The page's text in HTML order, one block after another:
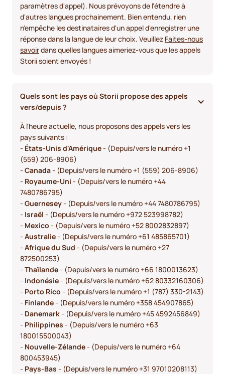
paramètres d'appel). Nous prévoyons de l'étendre à
d'autres langues prochainement. Bien entendu, rien
n'empêche les destinataires d'un appel d'enregistrer une
réponse dans la langue de leur choix. Veuillez Faites-nous
savoirdans quelles langues aimeriez-vous que les appels
Storii soient envoyés !
Quels sont les pays où Storii propose des appels
vers/depuis ?
À l'heure actuelle, nous proposons des appels vers les
pays suivants :
- États-Unis d'Amérique- (Depuis/vers le numéro +1
(559) 206-8906)
- Canada- (Depuis/vers le numéro +1 (559) 206-8906)
- Royaume-Uni - (Depuis/vers le numéro +44
7480786795)
- Guernesey- (Depuis/vers le numéro +44 7480786795)
- Israël - (Depuis/vers le numéro +972 523998782)
- Mexico - (Depuis/vers le numéro +52 8002832897)
- Australie- (Depuis/vers le numéro +61 485865701)
- Afrique du Sud - (Depuis/vers le numéro +27
872500253)
- Thaïlande- (Depuis/vers le numéro +66 1800013623)
- Indonésie- (Depuis/vers le numéro +62 80332160306)
- Porto Rico - (Depuis/vers le numéro +1 (787) 330-2143)
- Finlande- (Depuis/vers le numéro +358 454907865)
- Danemark- (Depuis/vers le numéro +45 4592456849)
- Philippines - (Depuis/vers le numéro +63
180015500043)
- Nouvelle-Zélande- (Depuis/vers le numéro +64
800453945)
- Pays-Bas - (Depuis/vers le numéro +31 97010208113)